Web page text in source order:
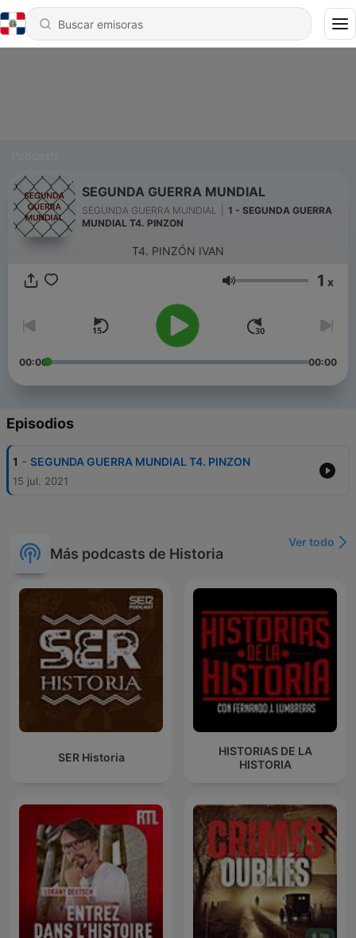
SEGUNDA GUERRA MUNDIAL
SEGUNDA GUERRA MUNDIAL
1 - SEGUNDA GUERRA
MUNDIAL T4. PINZON
T4. PINZÓN IVAN
Volumen 1 x
00:00 00:00
Episodios
1 - SEGUNDA GUERRA MUNDIAL T4. PINZON
15 jul. 2021
Más podcasts de Historia
Ver todo
SER Historia
HISTORIAS DE LA
HISTORIA